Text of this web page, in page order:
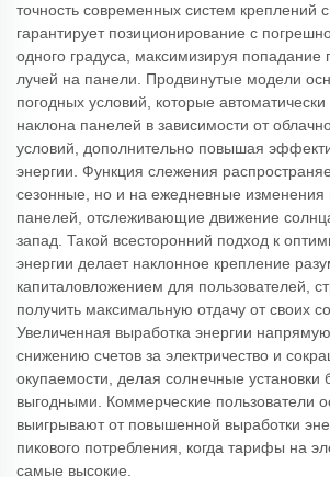
точность современных систем креплений
гарантирует позиционирование с
одного градуса, максимизируя
лучей на панели. Продвинутые модели
погодных условий, которые автоматически
наклона панелей в зависимости от
условий, дополнительно повышая
энергии. Функция слежения
сезонные, но и на ежедневные изменения
панелей, отслеживающие движение
запад. Такой всесторонний подход к
энергии делает наклонное крепление
капиталовложением для пользователей,
получить максимальную отдачу от своих
Увеличенная выработка энергии
снижению счетов за электричество и
окупаемости, делая солнечные установки
выгодными. Коммерческие пользователи
выигрывают от повышенной выработки
пикового потребления, когда тарифы на
самые высокие.